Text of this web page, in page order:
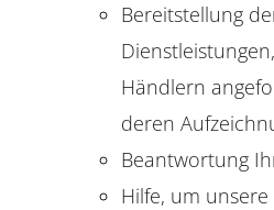
Bereitstellung
Händlern
deren
Beantwortung
Hilfe, um